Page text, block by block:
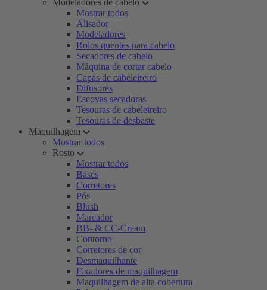
Modeladores de cabelo
Mostrar todos
Alisador
Modeladores
Rolos quentes para cabelo
Secadores de cabelo
Máquina de cortar cabelo
Capas de cabeleireiro
Difusores
Escovas secadoras
Tesouras de cabeleireiro
Tesouras de desbaste
Maquilhagem
Mostrar todos
Rosto
Mostrar todos
Bases
Corretores
Pós
Blush
Marcador
BB- & CC-Cream
Contorno
Corretores de cor
Desmaquilhante
Fixadores de maquilhagem
Maquilhagem de alta cobertura